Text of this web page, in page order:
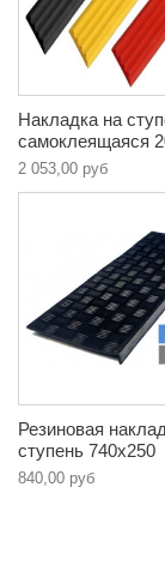
Накладка на
самоклеящаяся
2 053,00 руб
Резиновая
ступень 740х250
840,00 руб